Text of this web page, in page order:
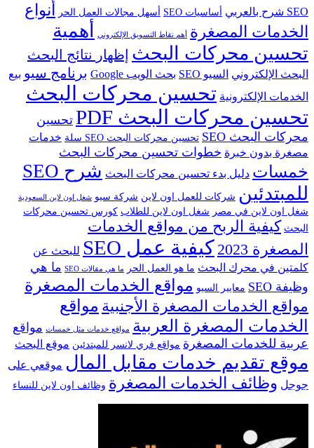
SEO شرح بالعربي أساسيات SEO أسهل مجالات العمل الحر
أنواع
الخدمات المصغرة
أهم نقاط التسويق الإلكتروني
أهمية
تحسين محركات البحث إظهار نتائج البحث
البحث الإلكتروني السيو SEO بحث الويب Google برنامج سيو بيع
الخدمات الإلكترونية تحسين محركات البحث
تحسين محركات البحث PDF
تحسين
محركات البحث SEO
تحسين محركات البحث SEO سلة
خدمات
مصغرة بدون خبرة خطوات تحسين محركات البحث
خمسات دليل بدء تحسين محركات البحث
شرح SEO
للمبتدئين شركات للعمل اون لاين شركة سيو شغل اون لاين السعودية
شغل اون لاين في مصر شغل اون لاين للطلاب كورس تحسين محركات
البحث كيفية الربح من مواقع الخدمات
المصغرة 2023
كيفية عمل SEO
للبحث عن
كلمتين في محرك البحث ما هو العمل الحر ما هي مقالات SEO
ما هي
وظيفة SEO
معايير السيو مواقع الخدمات المصغرة
مواقع الخدمات المصغرة الأجنبية مواقع
الخدمات المصغرة العربية مواقع خدمات مثل خمسات مواقع
عربية للخدمات المصغرة مواقع فري لانسر للمبتدئين موقع البحث
موقع تقديم خدمات مقابل المال موقعي على
جوجل وظائف الخدمات المصغرة وظائف اون لاين للنساء